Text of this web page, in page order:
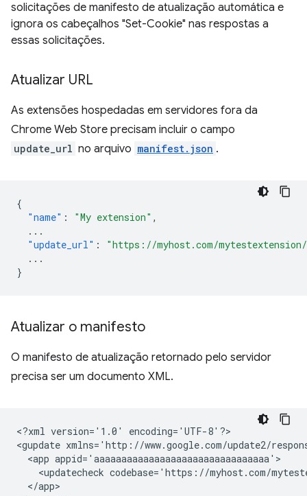
solicitações de manifesto de atualização automática e
ignora os cabeçalhos "Set-Cookie" nas respostas a
essas solicitações.
Atualizar URL
As extensões hospedadas em servidores fora da
Chrome Web Store precisam incluir o campo
update_url no arquivo manifest.json .
{
"name" : "My extension" ,
...
"update_url" :
"https://myhost.com/
...
}
Atualizar o manifesto
O manifesto de atualização retornado pelo servidor
precisa ser um documento XML.
<?xml version='1.0'
encoding='UTF-8'?>
<gupdate xmlns='http://www.google.com/update2/
<app
<updatecheck codebase='https://myhost.com/
</app>